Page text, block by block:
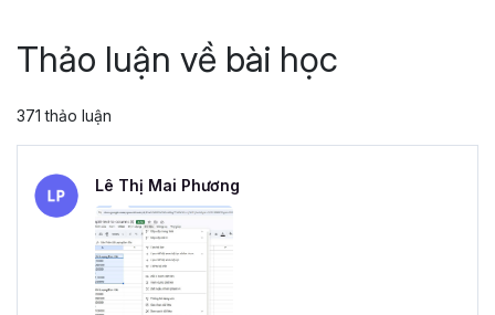
Thảo luận về bài học
371 thảo luận
Lê Thị Mai Phương